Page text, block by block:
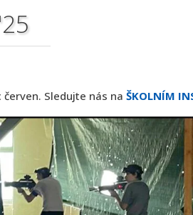
Sledujte nás na ŠKOLNÍM